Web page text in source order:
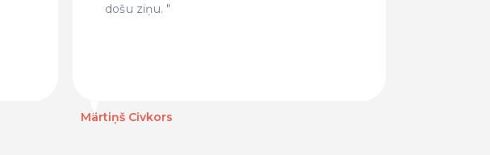
došu ziņu.
Mārtiņš Civkors